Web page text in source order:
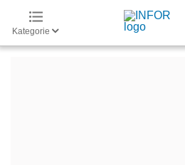
Kategorie